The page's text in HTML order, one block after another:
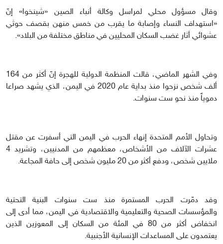
وقال مسؤول محلي لمراسل وكالة أنباء الصين «شينخوا» إنّ
«استهداف النساء وإصابة ما يقرب من خمس منهن بقصف حوثي
عشوائي أثار غضب السكان المحليين في مناطق مختلفة من البلاد».
وفي الشهر الماضي، قالت المنظمة الدولية للهجرة إنّ أكثر من 164
ألف شخص نزحوا منذ بداية عام 2020 في اليمن، الذي يشهد صراعا
دموياً منذ نحو ست سنوات.
وتحاول الأمم المتحدة إنهاء الحرب في اليمن التي أسفرت عن مقتل
عشرات الآلاف من الأشخاص، معظمهم من المدنيين، وتشريد 4
ملايين شخص، ودفع أكثر من 20 مليون شخص إلى حافة المجاعة.
وقد دمّرت الحرب المستمرة منذ ست سنوات البنية التحتية
والمؤسسات الصحية والتعليمية والاقتصادية في اليمن، مما أدى إلى
انخفاض أكثر من 80 في المئة من السكان إلى المعوزين الذين
يعتمدون على المساعدات الإنسانية الأجنبية.